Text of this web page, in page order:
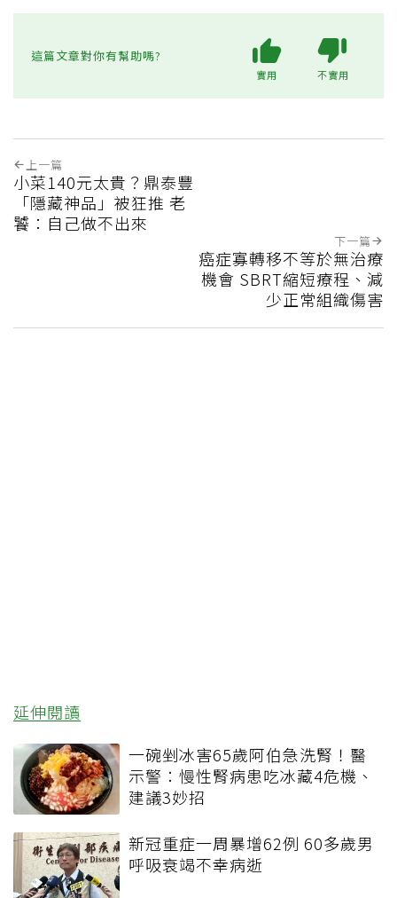
這篇文章對你有幫助嗎?
實用 不實用
上一篇
小菜140元太貴？鼎泰豐
「隱藏神品」被狂推 老
饕：自己做不出來
下一篇
癌症寡轉移不等於無治療
機會 SBRT縮短療程、減
少正常組織傷害
延伸閱讀
一碗剉冰害65歲阿伯急洗腎！醫
示警：慢性腎病患吃冰藏4危機、
建議3妙招
新冠重症一周暴增62例 60多歲男
呼吸衰竭不幸病逝